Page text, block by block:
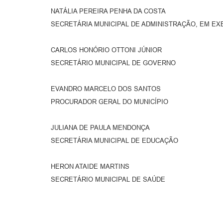
NATÁLIA PEREIRA PENHA DA COSTA
SECRETÁRIA MUNICIPAL DE ADMINISTRAÇÃO, EM
CARLOS HONÓRIO OTTONI JÚNIOR
SECRETÁRIO MUNICIPAL DE GOVERNO
EVANDRO MARCELO DOS SANTOS
PROCURADOR GERAL DO MUNICÍPIO
JULIANA DE PAULA MENDONÇA
SECRETÁRIA MUNICIPAL DE EDUCAÇÃO
HERON ATAIDE MARTINS
SECRETÁRIO MUNICIPAL DE SAÚDE